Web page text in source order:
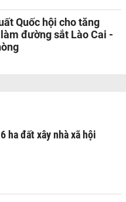
Quốc hội cho tăng
đường sắt Lào Cai -
ha đất xây nhà xã hội